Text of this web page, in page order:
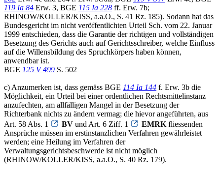
119 Ia 84 Erw. 3, BGE 115 Ia 228 ff. Erw. 7b;
RHINOW/KOLLER/KISS, a.a.O., S. 41 Rz. 185). Sodann hat das
Bundesgericht im nicht veröffentlichten Urteil Sch. vom 22. Januar
1999 entschieden, dass die Garantie der richtigen und vollständigen
Besetzung des Gerichts auch auf Gerichtsschreiber, welche Einfluss
auf die Willensbildung des Spruchkörpers haben können,
anwendbar ist.
BGE 125 V 499 S. 502
c) Anzumerken ist, dass gemäss BGE 114 Ia 144 f. Erw. 3b die
Möglichkeit, ein Urteil bei einer ordentlichen Rechtsmittelinstanz
anzufechten, am allfälligen Mangel in der Besetzung der
Richterbank nichts zu ändern vermag; die hievor angeführten, aus
Art. 58 Abs. 1
BV und Art. 6 Ziff. 1 EMRK fliessenden
Ansprüche müssen im erstinstanzlichen Verfahren gewährleistet
werden; eine Heilung im Verfahren der
Verwaltungsgerichtsbeschwerde ist nicht möglich
(RHINOW/KOLLER/KISS, a.a.O., S. 40 Rz. 179).